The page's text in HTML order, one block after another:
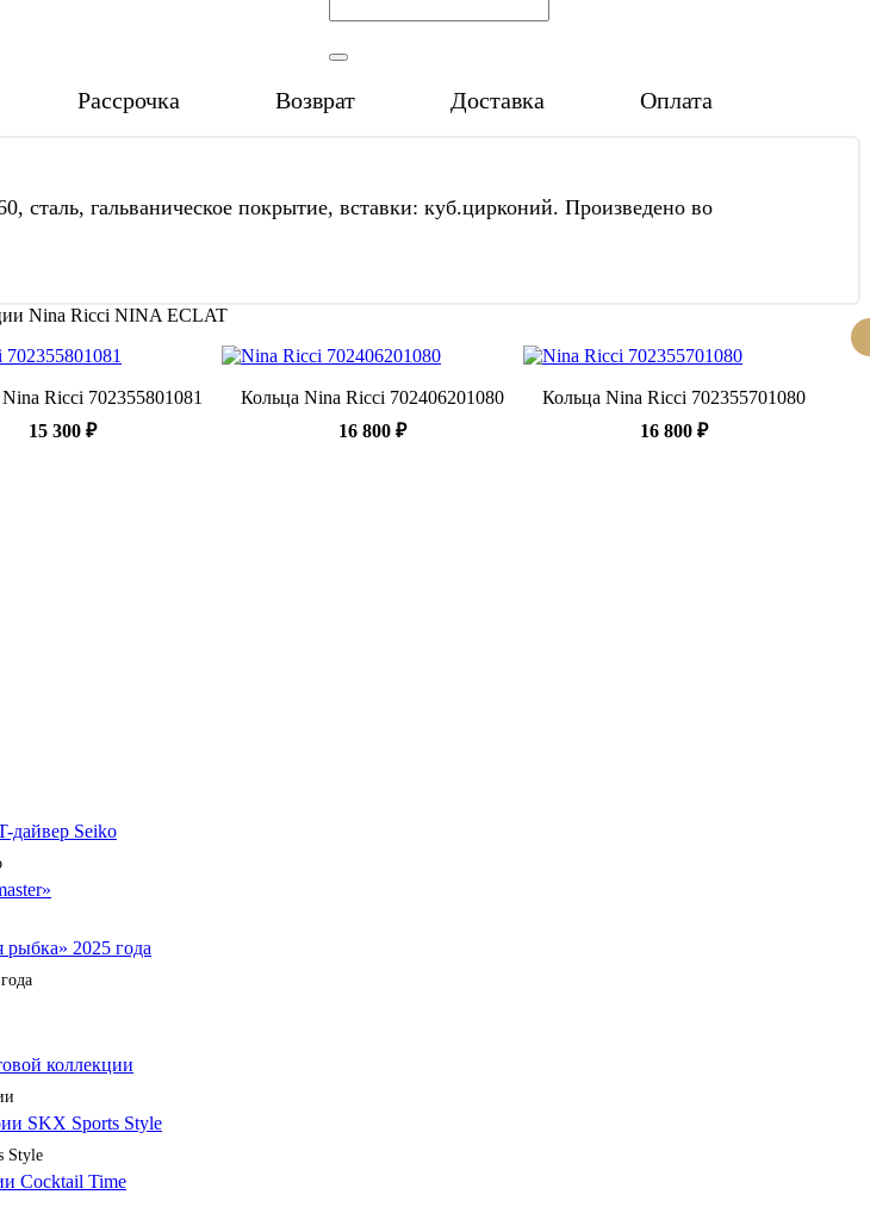
Рассрочка Возврат Доставка Оплата
сталь, гальваническое покрытие, вставки: куб.цирконий. Произведено во
Nina Ricci NINA ECLAT
Ricci 702355801081
15 300 ₽
Кольца Nina Ricci 702406201080
16 800 ₽
Кольца Nina Ricci 702355701080
16 800 ₽
Style